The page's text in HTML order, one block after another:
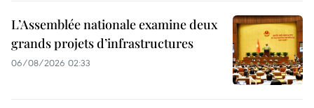
L’Assemblée nationale examine deux
grands projets d’infrastructures
06/08/2026 02:33